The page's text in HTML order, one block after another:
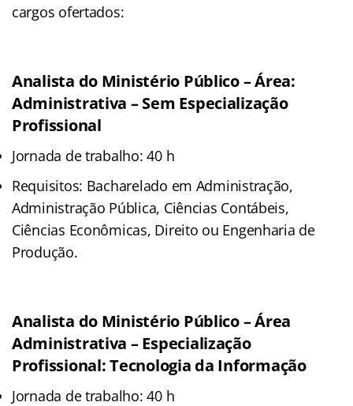
cargos ofertados:
Analista do Ministério Público – Área:
Administrativa – Sem Especialização
Profissional
Jornada de trabalho: 40 h
Requisitos: Bacharelado em Administração,
Administração Pública, Ciências Contábeis,
Ciências Econômicas, Direito ou Engenharia de
Produção.
Analista do Ministério Público – Área
Administrativa – Especialização
Profissional: Tecnologia da Informação
Jornada de trabalho: 40 h